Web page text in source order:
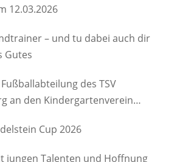
12.03.2026
– und tu dabei auch dir
Gutes
des TSV
an den Kindergartenverein
Cup 2026
jungen Talenten und Hoffnung